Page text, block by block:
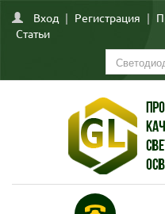
Вход | Регистрация |
Статьи